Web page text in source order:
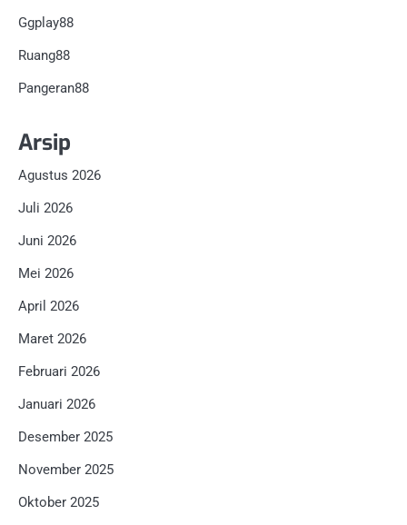
Ggplay88
Ruang88
Pangeran88
Arsip
Agustus 2026
Juli 2026
Juni 2026
Mei 2026
April 2026
Maret 2026
Februari 2026
Januari 2026
Desember 2025
November 2025
Oktober 2025